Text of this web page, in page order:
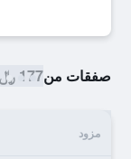
صفقات من177 ﷼
مزود